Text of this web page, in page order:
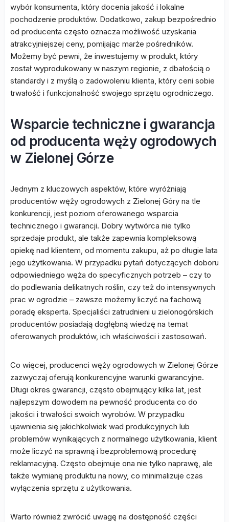
wybór konsumenta, który docenia jakość i lokalne
pochodzenie produktów. Dodatkowo, zakup bezpośrednio
od producenta często oznacza możliwość uzyskania
atrakcyjniejszej ceny, pomijając marże pośredników.
Możemy być pewni, że inwestujemy w produkt, który
został wyprodukowany w naszym regionie, z dbałością o
standardy i z myślą o zadowoleniu klienta, który ceni sobie
trwałość i funkcjonalność swojego sprzętu ogrodniczego.
Wsparcie techniczne i gwarancja
od producenta węży ogrodowych
w Zielonej Górze
Jednym z kluczowych aspektów, które wyróżniają
producentów węży ogrodowych z Zielonej Góry na tle
konkurencji, jest poziom oferowanego wsparcia
technicznego i gwarancji. Dobry wytwórca nie tylko
sprzedaje produkt, ale także zapewnia kompleksową
opiekę nad klientem, od momentu zakupu, aż po długie lata
jego użytkowania. W przypadku pytań dotyczących doboru
odpowiedniego węża do specyficznych potrzeb – czy to
do podlewania delikatnych roślin, czy też do intensywnych
prac w ogrodzie – zawsze możemy liczyć na fachową
poradę eksperta. Specjaliści zatrudnieni u zielonogórskich
producentów posiadają dogłębną wiedzę na temat
oferowanych produktów, ich właściwości i zastosowań.
Co więcej, producenci węży ogrodowych w Zielonej Górze
zazwyczaj oferują konkurencyjne warunki gwarancyjne.
Długi okres gwarancji, często obejmujący kilka lat, jest
najlepszym dowodem na pewność producenta co do
jakości i trwałości swoich wyrobów. W przypadku
ujawnienia się jakichkolwiek wad produkcyjnych lub
problemów wynikających z normalnego użytkowania, klient
może liczyć na sprawną i bezproblemową procedurę
reklamacyjną. Często obejmuje ona nie tylko naprawę, ale
także wymianę produktu na nowy, co minimalizuje czas
wyłączenia sprzętu z użytkowania.
Warto również zwrócić uwagę na dostępność części